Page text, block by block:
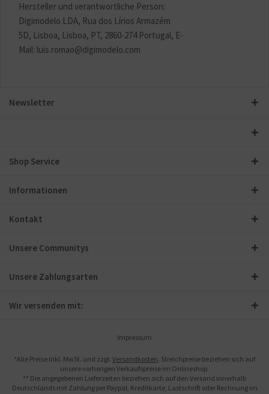
Hersteller und verantwortliche Person:
Digimodelo LDA, Rua dos Lírios Armazém
5D, Lisboa, Lisboa, PT, 2860-274 Portugal, E-
Mail: luis.romao@digimodelo.com
Newsletter
Shop Service
Informationen
Kontakt
Unsere Communitys
Unsere Zahlungsarten
Wir versenden mit:
Impressum
*Alle Preise inkl. MwSt. und zzgl. Versandkosten. Streichpreise beziehen sich auf
unsere vorherigen Verkaufspreise im Onlineshop.
** Die angegebenen Lieferzeiten beziehen sich auf den Versand innerhalb
Deutschlands mit Zahlung per Paypal, Kreditkarte, Lastschrift oder Rechnung im